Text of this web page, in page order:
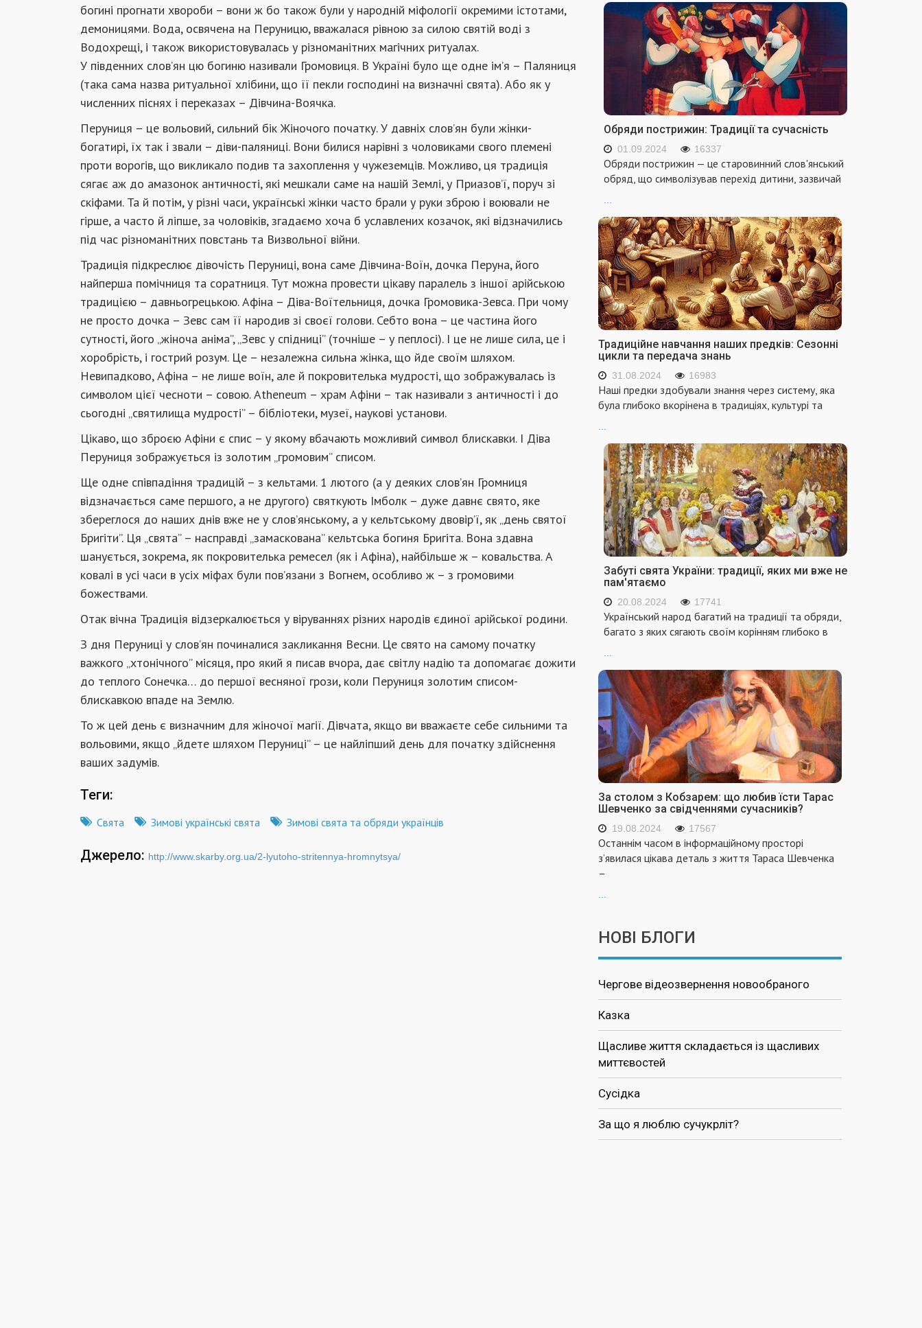
богині прогнати хвороби – вони ж бо також були у народній міфології окремими істотами,
демоницями. Вода, освячена на Перуницю, вважалася рівною за силою святій воді з
Водохрещі, і також використовувалась у різноманітних магічних ритуалах.
У південних слов’ян цю богиню називали Громовиця. В Україні було ще одне ім’я – Паляниця
(така сама назва ритуальної хлібини, що її пекли господині на визначні свята). Або як у
численних піснях і переказах – Дівчина-Воячка.
Перуниця – це вольовий, сильний бік Жіночого початку. У давніх слов’ян були жінки-
богатирі, їх так і звали – діви-паляниці. Вони билися нарівні з чоловиками свого племені
проти ворогів, що викликало подив та захоплення у чужеземців. Можливо, ця традиція
сягає аж до амазонок античності, які мешкали саме на нашій Землі, у Приазов’ї, поруч зі
скіфами. Та й потім, у різні часи, українські жінки часто брали у руки зброю і воювали не
гірше, а часто й ліпше, за чоловіків, згадаємо хоча б уславлених козачок, які відзначились
під час різноманітних повстань та Визвольної війни.
Традиція підкреслює дівочість Перуниці, вона саме Дівчина-Воїн, дочка Перуна, його
найперша помічниця та соратниця. Тут можна провести цікаву паралель з іншої арійською
традицією – давньогрецькою. Афіна – Діва-Воїтельниця, дочка Громовика-Зевса. При чому
не просто дочка – Зевс сам її народив зі своєї голови. Себто вона – це частина його
сутності, його „жіноча аніма”, „Зевс у спідниці” (точніше – у пеплосі). І це не лише сила, це і
хоробрість, і гострий розум. Це – незалежна сильна жінка, що йде своїм шляхом.
Невипадково, Афіна – не лише воїн, але й покровителька мудрості, що зображувалась із
символом цієї чесноти – совою. Atheneum – храм Афіни – так називали з античності і до
сьогодні „святилища мудрості” – бібліотеки, музеї, наукові установи.
Цікаво, що зброєю Афіни є спис – у якому вбачають можливий символ блискавки. І Діва
Перуниця зображується із золотим „громовим” списом.
Ще одне співпадіння традицій – з кельтами. 1 лютого (а у деяких слов’ян Громниця
відзначається саме першого, а не другого) святкують Імболк – дуже давнє свято, яке
збереглося до наших днів вже не у слов’янському, а у кельтському двовір’ї, як „день святої
Бригіти”. Ця „свята” – насправді „замаскована” кельтська богиня Бригіта. Вона здавна
шанується, зокрема, як покровителька ремесел (як і Афіна), найбільше ж – ковальства. А
ковалі в усі часи в усіх міфах були пов’язани з Вогнем, особливо ж – з громовими
божествами.
Отак вічна Традиція відзеркалюється у віруваннях різних народів єдиної арійської родини.
З дня Перуниці у слов’ян починалися закликання Весни. Це свято на самому початку
важкого „хтонічного” місяця, про який я писав вчора, дає світлу надію та допомагає дожити
до теплого Сонечка… до першої весняної грози, коли Перуниця золотим списом-
блискавкою впаде на Землю.
То ж цей день є визначним для жіночої магії. Дівчата, якщо ви вважаєте себе сильними та
вольовими, якщо „йдете шляхом Перуниці” – це найліпший день для початку здійснення
ваших задумів.
Теги:
Свята Зимові українські свята Зимові свята та обряди українців
Джерело: http://www.skarby.org.ua/2-lyutoho-stritennya-hromnytsya/
Обряди пострижин: Традиції та сучасність
01.09.2024 16337
Обряди пострижин — це старовинний слов'янський
обряд, що символізував перехід дитини, зазвичай
...
Традиційне навчання наших предків: Сезонні
цикли та передача знань
31.08.2024 16983
Наші предки здобували знання через систему, яка
була глибоко вкорінена в традиціях, культурі та
...
Забуті свята України: традиції, яких ми вже не
пам'ятаємо
20.08.2024 17741
Український народ багатий на традиції та обряди,
багато з яких сягають своїм корінням глибоко в
...
За столом з Кобзарем: що любив їсти Тарас
Шевченко за свідченнями сучасників?
19.08.2024 17567
Останнім часом в інформаційному просторі
з’явилася цікава деталь з життя Тараса Шевченка
–
...
НОВІ БЛОГИ
Чергове відеозвернення новообраного
Казка
Щасливе життя складається із щасливих
миттєвостей
Сусідка
За що я люблю сучукрліт?